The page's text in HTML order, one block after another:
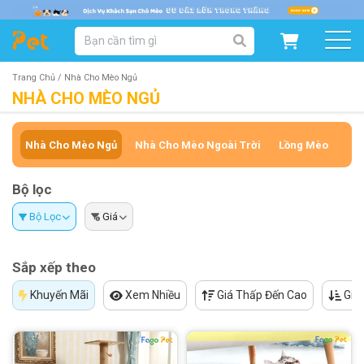
DANH MỤC SẢN PHẨM
SẢN PHẨM DÀNH CHO MÈO
SẨN PHẨM THEO THƯƠNG HIỆU
Trang Chủ / Nhà Cho Mèo Ngủ
NHÀ CHO MÈO NGỦ
Nhà Cho Mèo Ngủ Nhà Cho Mèo Ngoài Trời Lồng Mèo
Bộ lọc
Bộ Lọc Giá
Sắp xếp theo
Khuyến Mãi Xem Nhiều Giá Thấp Đến Cao Giá